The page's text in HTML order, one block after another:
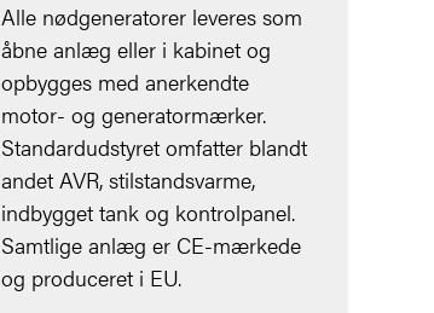
Alle nødgeneratorer leveres som
åbne anlæg eller i kabinet og
opbygges med anerkendte
motor- og generatormærker.
Standardudstyret omfatter blandt
andet AVR, stilstandsvarme,
indbygget tank og kontrolpanel.
Samtlige anlæg er CE-mærkede
og produceret i EU.